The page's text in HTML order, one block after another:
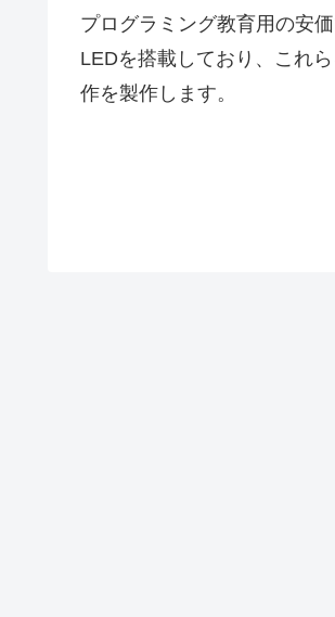
プログラミング教育用の安
LEDを搭載しており、これ
作を製作します。